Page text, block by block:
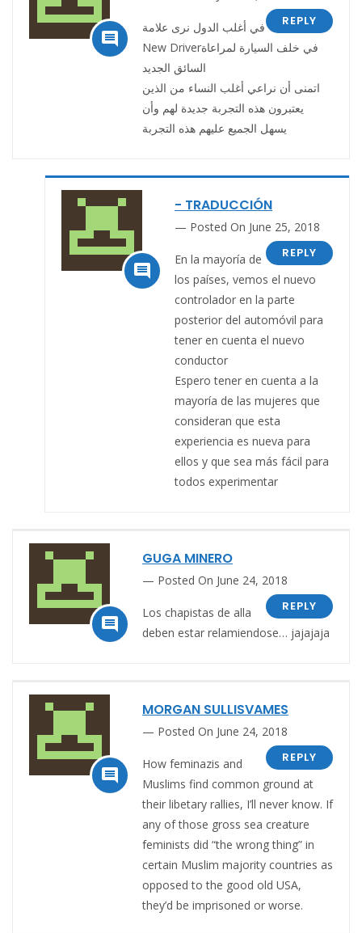

REPLY
في أغلب الدول نرى علامة
New Driverفي خلف السيارة لمراعاة
السائق الجديد
اتمنى أن نراعي أغلب النساء من الذين
يعتبرون هذه التجربة جديدة لهم وأن
يسهل الجميع عليهم هذه التجربة

- TRADUCCIÓN
Posted On June 25, 2018
REPLY
En la mayoría de
los países, vemos el nuevo
controlador en la parte
posterior del automóvil para
tener en cuenta el nuevo
conductor
Espero tener en cuenta a la
mayoría de las mujeres que
consideran que esta
experiencia es nueva para
ellos y que sea más fácil para
todos experimentar

GUGA MINERO
Posted On June 24, 2018
REPLY
Los chapistas de alla
deben estar relamiendose… jajajaja

MORGAN SULLISVAMES
Posted On June 24, 2018
REPLY
How feminazis and
Muslims find common ground at
their libetary rallies, I’ll never know. If
any of those gross sea creature
feminists did “the wrong thing” in
certain Muslim majority countries as
opposed to the good old USA,
they’d be imprisoned or worse.